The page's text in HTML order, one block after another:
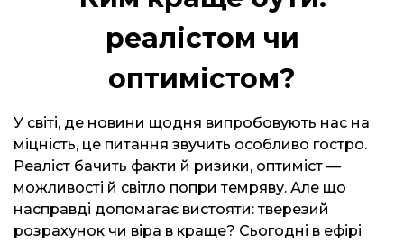
реалістом чи
оптимістом?
У світі, де новини щодня випробовують нас на
міцність, це питання звучить особливо гостро.
Реаліст бачить факти й ризики, оптиміст —
можливості й світло попри темряву. Але що
насправді допомагає вистояти: тверезий
розрахунок чи віра в краще? Сьогодні в ефірі